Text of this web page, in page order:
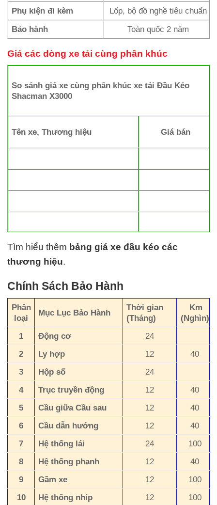
Phụ kiện đi kèm
Lốp, bộ đồ nghề tiêu chuẩn
Bảo hành
Toàn quốc 2 năm
Giá các dòng xe tải cùng phân khúc
So sánh giá xe cùng phân khúc xe tải Đầu Kéo
Shacman X3000
Tên xe, Thương hiệu Giá bán
Tìm hiểu thêm bảng giá xe đầu kéo các
thương hiệu.
Chính Sách Bảo Hành
Phân
loại
Mục Lục Bảo Hành
Thời gian
(Tháng)
Km
(Nghìn)
1
Động cơ
24
2
Ly hợp 12
40
3
Hộp số
24
4
Trục truyền động 12
40
5
Cầu giữa Cầu sau 12
40
6
Cầu dẫn hướng 12
40
7
Hệ thống lái 24
100
8
Hệ thống phanh 12
40
9
Gầm xe 12
100
10
Hệ thống nhíp 12
100